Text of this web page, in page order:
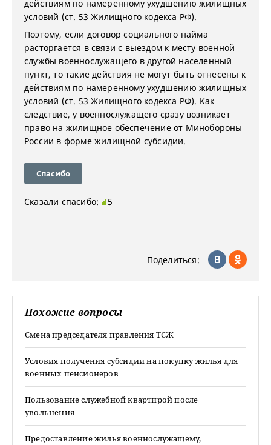
действиям по намеренному ухудшению жилищных
условий (ст. 53 Жилищного кодекса РФ).
Поэтому, если договор социального найма
расторгается в связи с выездом к месту военной
службы военнослужащего в другой населенный
пункт, то такие действия не могут быть отнесены к
действиям по намеренному ухудшению жилищных
условий (ст. 53 Жилищного кодекса РФ). Как
следствие, у военнослужащего сразу возникает
право на жилищное обеспечение от Минобороны
России в форме жилищной субсидии.
Спасибо
Сказали спасибо: 5
Поделиться:
Похожие вопросы
Смена председателя правления ТСЖ
Условия получения субсидии на покупку жилья для
военных пенсионеров
Пользование служебной квартирой после
увольнения
Предоставление жилья военнослужащему,